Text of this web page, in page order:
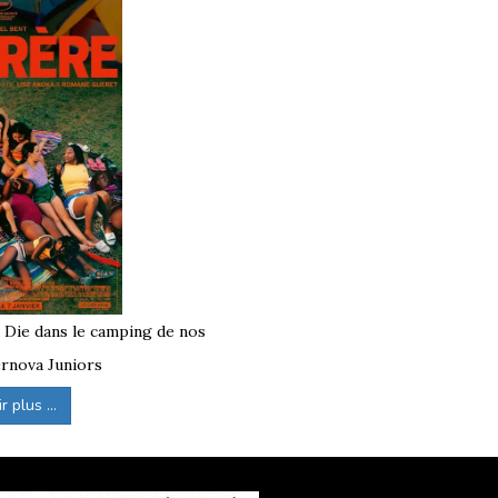
pour jeunesqui peuvent plaire au plus
quad selon séjours), activités de
baignades, etc.
respect, autonomie progressive,
au quotidien, pour des vacances aussi
de la Seine-Maritime, en
dans le camping de nos
Juniors
plus ...